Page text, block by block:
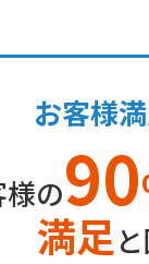
お客様
の90
満足